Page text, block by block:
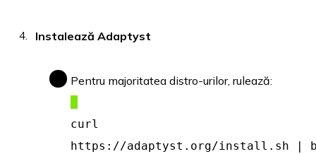
Instalează Adaptyst
Pentru majoritatea distro-urilor, rulează:
curl -
https://adaptyst.org/install.sh |